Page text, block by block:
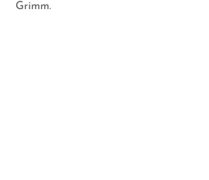
Grimm.